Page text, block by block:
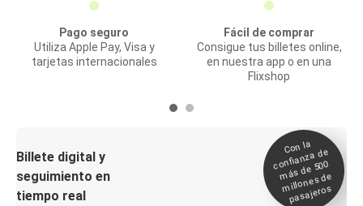
Pago seguro
Utiliza Apple Pay, Visa y
tarjetas internacionales
Fácil de comprar
Consigue tus billetes online,
en nuestra app o en una
Flixshop
Billete digital y
seguimiento en
tiempo real
Con la
confianza de
más de 500
millones de
pasajeros